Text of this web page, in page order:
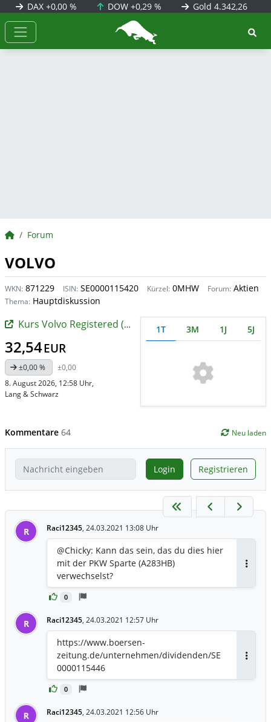
DAX +0,00 % DOW+0,29 % Gold 4.342,26
BörsenNEWS.de
BörsenNEWS.de
Forum
VOLVO
WKN: 871229 ISIN: SE0000115420 Kürzel: 0MHW Forum: Aktien
Thema: Hauptdiskussion
Kurs Volvo Registered (A)
32,54EUR
±0,00 %
±0,00
8. August 2026, 12:58 Uhr,
Lang & Schwarz
1T 3M 1J 5J
Kommentare 64 Neu laden
Login Registrieren
R Raci12345, 24.03.2021 13:08 Uhr
0
@Chicky: Kann das sein, das du dies hier
mit der PKW Sparte (A283HB)
verwechselst?
R Raci12345, 24.03.2021 12:57 Uhr
0
https://www.boersen-
zeitung.de/unternehmen/dividenden/SE
0000115446
R Raci12345, 24.03.2021 12:56 Uhr